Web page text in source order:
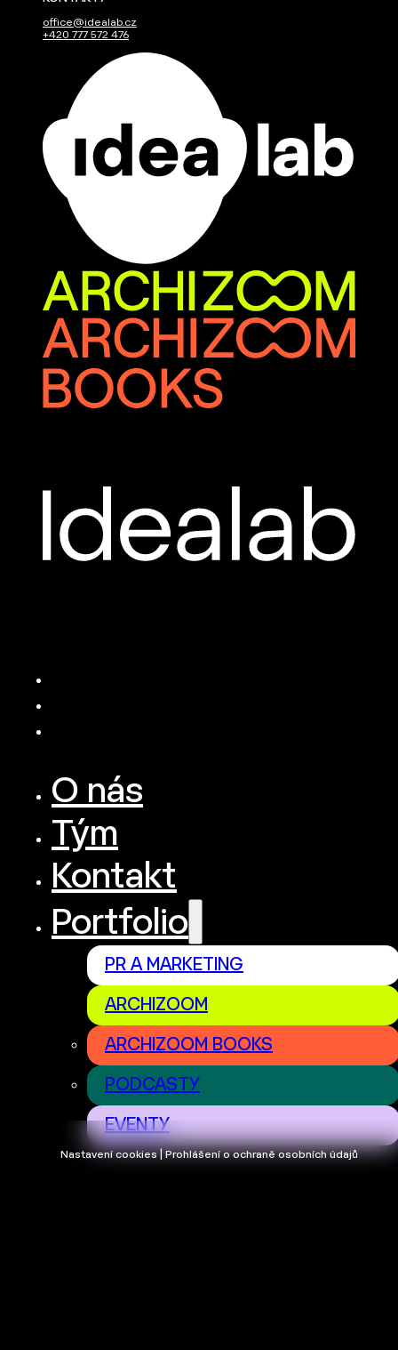
office@idealab.cz
+420 777 572 476
Nastavení cookies | Prohlášení o ochraně osobních údajů
O nás
Tým
Kontakt
Portfolio
PR A MARKETING
ARCHIZOOM
ARCHIZOOM BOOKS
PODCASTY
EVENTY